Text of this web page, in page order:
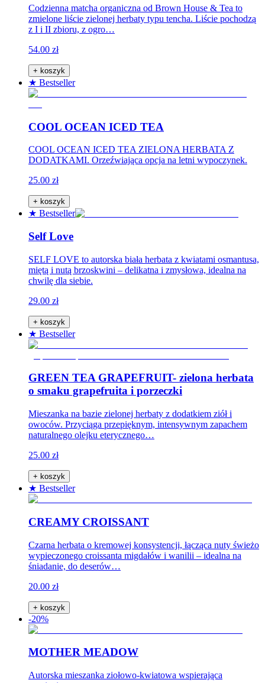
Codzienna matcha organiczna od Brown House & Tea to
zmielone liście zielonej herbaty typu tencha. Liście pochodzą
z I i II zbioru, z ogro…
54.00 zł
+ koszyk
★ Bestseller
COOL OCEAN ICED TEA
COOL OCEAN ICED TEA ZIELONA HERBATA Z
DODATKAMI. Orzeźwiająca opcja na letni wypoczynek.
25.00 zł
+ koszyk
★ Bestseller
Self Love
SELF LOVE to autorska biała herbata z kwiatami osmantusa,
miętą i nutą brzoskwini – delikatna i zmysłowa, idealna na
chwilę dla siebie.
29.00 zł
+ koszyk
★ Bestseller
GREEN TEA GRAPEFRUIT- zielona herbata
o smaku grapefruita i porzeczki
Mieszanka na bazie zielonej herbaty z dodatkiem ziół i
owoców. Przyciąga przepięknym, intensywnym zapachem
naturalnego olejku eterycznego…
25.00 zł
+ koszyk
★ Bestseller
CREAMY CROISSANT
Czarna herbata o kremowej konsystencji, łącząca nuty świeżo
wypieczonego croissanta migdałów i wanilii – idealna na
śniadanie, do deserów…
20.00 zł
+ koszyk
-20%
MOTHER MEADOW
Autorska mieszanka ziołowo-kwiatowa wspierająca